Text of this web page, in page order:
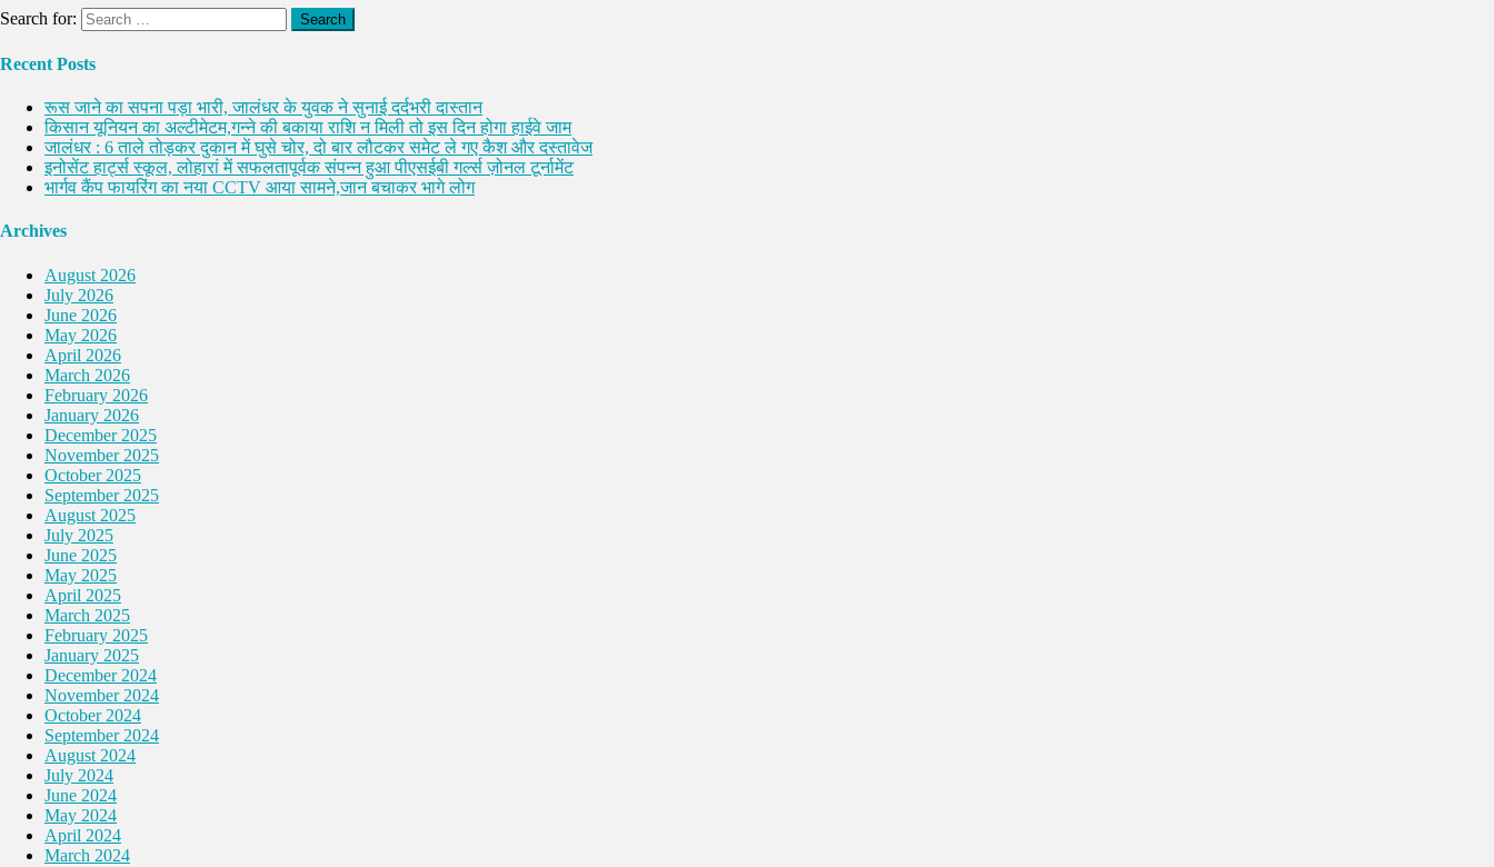
Search for:
Recent Posts
रूस जाने का सपना पड़ा भारी, जालंधर के युवक ने सुनाई दर्दभरी दास्तान
किसान यूनियन का अल्टीमेटम,गन्ने की बकाया राशि न मिली तो इस दिन होगा हाईवे जाम
जालंधर : 6 ताले तोड़कर दुकान में घुसे चोर, दो बार लौटकर समेट ले गए कैश और दस्तावेज
इनोसेंट हार्ट्स स्कूल, लोहारां में सफलतापूर्वक संपन्न हुआ पीएसईबी गर्ल्स ज़ोनल टूर्नामेंट
भार्गव कैंप फायरिंग का नया CCTV आया सामने,जान बचाकर भागे लोग
Archives
August 2026
July 2026
June 2026
May 2026
April 2026
March 2026
February 2026
January 2026
December 2025
November 2025
October 2025
September 2025
August 2025
July 2025
June 2025
May 2025
April 2025
March 2025
February 2025
January 2025
December 2024
November 2024
October 2024
September 2024
August 2024
July 2024
June 2024
May 2024
April 2024
March 2024